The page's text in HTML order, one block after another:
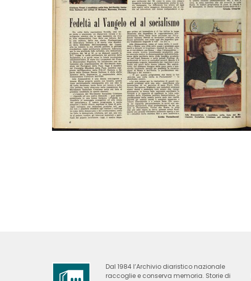
Dal 1984 l’Archivio diaristico nazionale
raccoglie e conserva memoria. Storie di